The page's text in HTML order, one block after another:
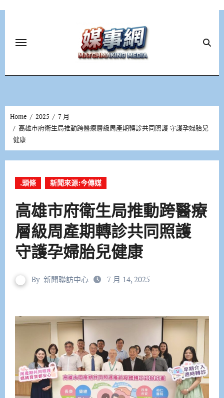
Home 2025
7 月
高雄市府衛生局推動跨醫療層級周產期轉診共同照護 守護孕婦胎兒
健康
.頭條 新聞來源:今傳媒
高雄市府衛生局推動跨醫療
層級周產期轉診共同照護
守護孕婦胎兒健康
By 新聞聯訪中心 7 月 14, 2025